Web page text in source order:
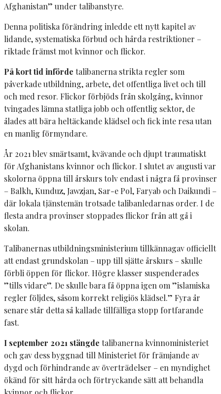
Afghanistan” under talibanstyre.
Denna politiska förändring inledde ett nytt kapitel av
lidande, systematiska förbud och hårda restriktioner –
riktade främst mot kvinnor och flickor.
På kort tid införde talibanerna strikta regler som
påverkade utbildning, arbete, det offentliga livet och till
och med resor. Flickor förbjöds från skolgång, kvinnor
tvingades lämna statliga jobb och offentlig sektor, de
ålades att bära heltäckande klädsel och fick inte resa utan
en manlig förmyndare.
År 2021 blev smärtsamt, kvävande och djupt traumatiskt
för Afghanistans kvinnor och flickor. I slutet av augusti var
skolorna öppna till årskurs tolv endast i några få provinser
– Balkh, Kunduz, Jawzjan, Sar-e Pol, Faryab och Daikundi –
där lokala tjänstemän trotsade talibanledarnas order. I de
flesta andra provinser stoppades flickor från att gå i
skolan.
Talibanernas utbildningsministerium tillkännagav officiellt
att endast grundskolan – upp till sjätte årskurs – skulle
förbli öppen för flickor. Högre klasser suspenderades
”tills vidare”. De skulle bara få öppna igen om ”islamiska
regler följdes, såsom korrekt religiös klädsel.” Fyra år
senare står detta så kallade tillfälliga stopp fortfarande
fast.
I september 2021 stängde talibanerna kvinnoministeriet
och gav dess byggnad till Ministeriet för främjande av
dygd och förhindrande av överträdelser – en myndighet
ökänd för sitt hårda och förtryckande sätt att behandla